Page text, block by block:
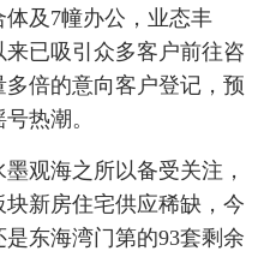
及7幢办公，业态丰
已吸引众多客户前往咨
倍的意向客户登记，预
热潮。
观海之所以备受关注，
新房住宅供应稀缺，今
东海湾门第的93套剩余